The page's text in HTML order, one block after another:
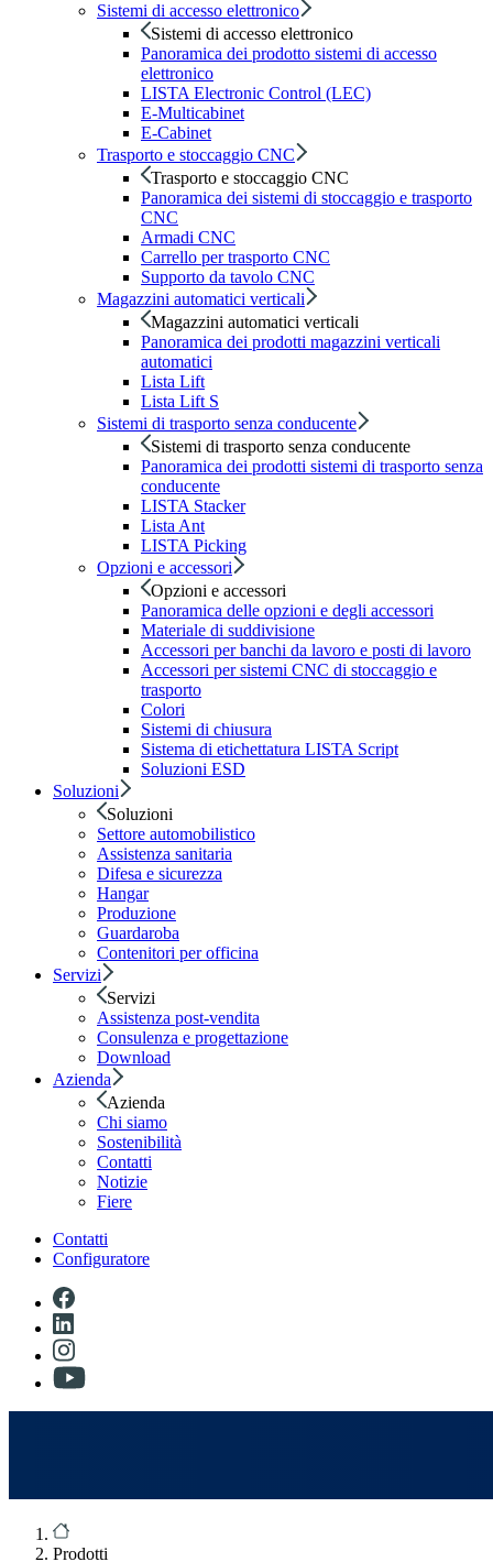
Sistemi di accesso elettronico
Sistemi di accesso elettronico
Panoramica dei prodotto sistemi di accesso
elettronico
LISTA Electronic Control (LEC)
E-Multicabinet
E-Cabinet
Trasporto e stoccaggio CNC
Trasporto e stoccaggio CNC
Panoramica dei sistemi di stoccaggio e trasporto
CNC
Armadi CNC
Carrello per trasporto CNC
Supporto da tavolo CNC
Magazzini automatici verticali
Magazzini automatici verticali
Panoramica dei prodotti magazzini verticali
automatici
Lista Lift
Lista Lift S
Sistemi di trasporto senza conducente
Sistemi di trasporto senza conducente
Panoramica dei prodotti sistemi di trasporto senza
conducente
LISTA Stacker
Lista Ant
LISTA Picking
Opzioni e accessori
Opzioni e accessori
Panoramica delle opzioni e degli accessori
Materiale di suddivisione
Accessori per banchi da lavoro e posti di lavoro
Accessori per sistemi CNC di stoccaggio e
trasporto
Colori
Sistemi di chiusura
Sistema di etichettatura LISTA Script
Soluzioni ESD
Soluzioni
Soluzioni
Settore automobilistico
Assistenza sanitaria
Difesa e sicurezza
Hangar
Produzione
Guardaroba
Contenitori per officina
Servizi
Servizi
Assistenza post-vendita
Consulenza e progettazione
Download
Azienda
Azienda
Chi siamo
Sostenibilità
Contatti
Notizie
Fiere
Contatti
Configuratore
Prodotti